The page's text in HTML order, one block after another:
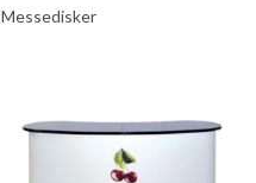
Messedisker